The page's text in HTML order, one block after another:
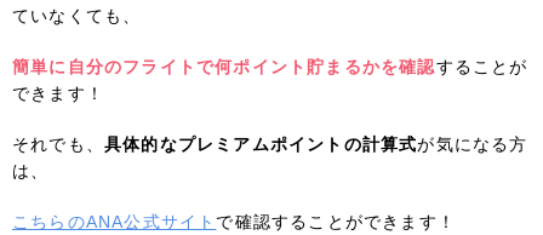
ていなくても、
簡単に自分のフライトで何ポイント貯まるかを確認することが
できます！
それでも、 具体的なプレミアムポイントの計算式が気になる方
は、
こちらのANA公式サイト で確認することができます！